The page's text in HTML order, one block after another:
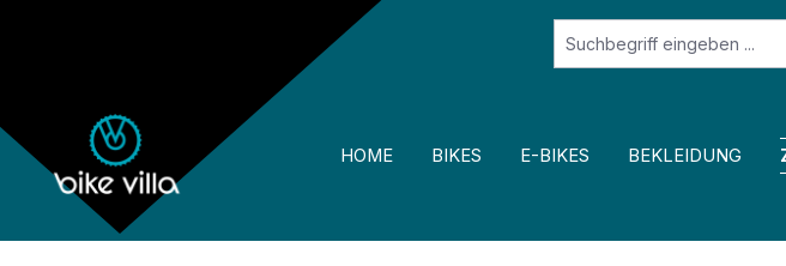
Zur Hauptnavigation springen
HOME BIKES E-BIKES BEKLEIDUNG